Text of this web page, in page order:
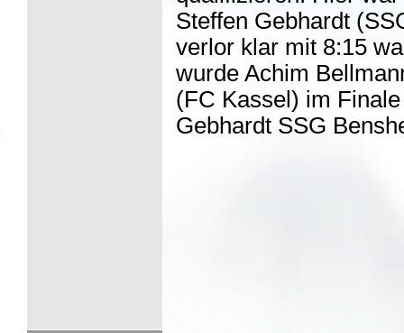
Steffen Gebhardt
verlor klar mit 8:15
wurde Achim
(FC Kassel) im
Gebhardt SSG